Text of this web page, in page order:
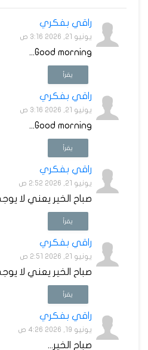
راقي بفكري
يونيو 21, 2026 3:16 ص
Good morning...
يقرأ
راقي بفكري
يونيو 21, 2026 3:16 ص
Good morning...
يقرأ
راقي بفكري
يونيو 21, 2026 2:52 ص
صباح الخير يعني لا
يقرأ
راقي بفكري
يونيو 21, 2026 2:51 ص
صباح الخير يعني لا
يقرأ
راقي بفكري
يونيو 19, 2026 4:26 ص
صباح الخير...